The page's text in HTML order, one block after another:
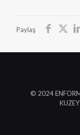
Paylaş
© 2024